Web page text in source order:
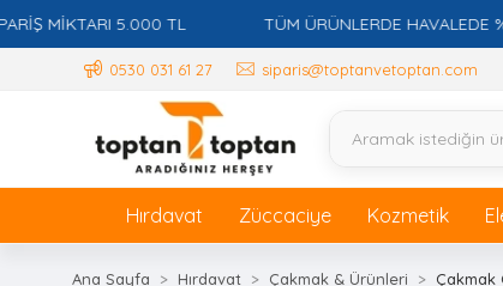
MİKTARI 5.000 TL TÜM ÜRÜNLERDE HAVALEDE
0530 031 61 27 siparis@toptanvetoptan.com
Hırdavat Züccaciye Kozmetik
Ana Sayfa Hırdavat Çakmak & Ürünleri Çakmak